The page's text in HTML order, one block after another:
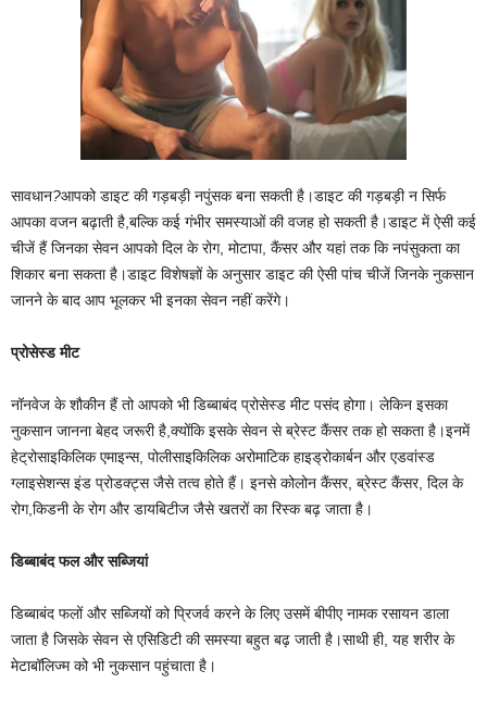
सावधान?आपको डाइट की गड़बड़ी नपुंसक बना सकती है।डाइट की गड़बड़ी न सिर्फ
आपका वजन बढ़ाती है,बल्कि कई गंभीर समस्याओं की वजह हो सकती है।डाइट में ऐसी कई
चीजें हैं जिनका सेवन आपको दिल के रोग, मोटापा, कैंसर और यहां तक कि नपंसुकता का
शिकार बना सकता है।डाइट विशेषज्ञों के अनुसार डाइट की ऐसी पांच चीजें जिनके नुकसान
जानने के बाद आप भूलकर भी इनका सेवन नहीं करेंगे।
प्रोसेस्ड मीट
नॉनवेज के शौकीन हैं तो आपको भी डिब्बाबंद प्रोसेस्ड मीट पसंद होगा। लेकिन इसका
नुकसान जानना बेहद जरूरी है,क्योंकि इसके सेवन से ब्रेस्ट कैंसर तक हो सकता है।इनमें
हेट्रोसाइकिलिक एमाइन्स, पोलीसाइकिलिक अरोमाटिक हाइड्रोकार्बन और एडवांस्ड
ग्लाइसेशन्स इंड प्रोडक्ट्स जैसे तत्व होते हैं। इनसे कोलोन कैंसर, ब्रेस्ट कैंसर, दिल के
रोग,किडनी के रोग और डायबिटीज जैसे खतरों का रिस्क बढ़ जाता है।
डिब्बाबंद फल और सब्जियां
डिब्बाबंद फलों और सब्जियों को प्रिजर्व करने के लिए उसमें बीपीए नामक रसायन डाला
जाता है जिसके सेवन से एसिडिटी की समस्या बहुत बढ़ जाती है।साथी ही, यह शरीर के
मेटाबॉलिज्म को भी नुकसान पहुंचाता है।